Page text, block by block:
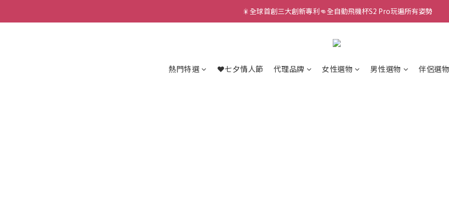
新款智能炮機👍小奶狗🩷小飛象💜
新款智能炮機👍小奶狗🩷小飛象💜
熱門特選 ❤️七夕情人節 代理品牌 女性選物 男性選物 伴侶選物